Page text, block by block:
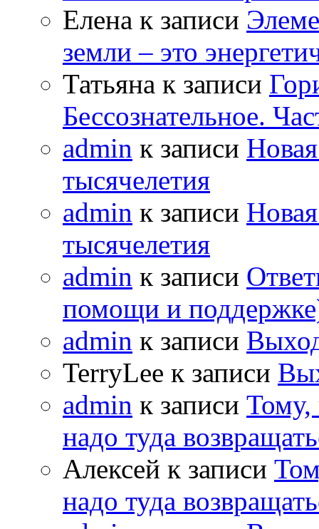
Елена к записи
земли – это
Татьяна к записи
Бессознательное.
admin к записи
тысячелетия
admin к записи
тысячелетия
admin к записи
помощи и
admin к записи
TerryLee к записи
admin к записи Тому,
надо туда
Алексей к записи
надо туда